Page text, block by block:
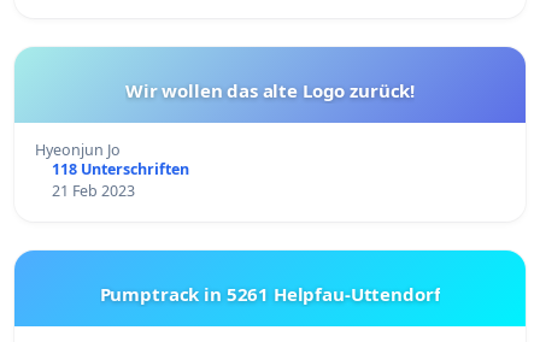
Wir wollen das alte Logo zurück!
Hyeonjun Jo
118 Unterschriften
21 Feb 2023
Pumptrack in 5261 Helpfau-Uttendorf